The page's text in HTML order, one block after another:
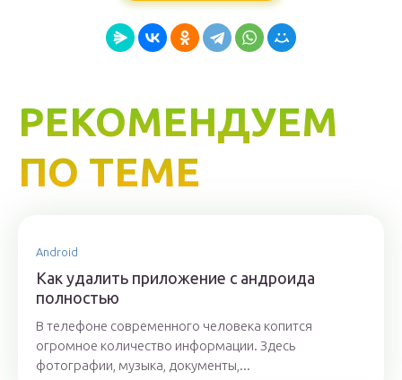
РЕКОМЕНДУЕМ
ПО ТЕМЕ
Android
Как удалить приложение с андроида
полностью
В телефоне современного человека копится
огромное количество информации. Здесь
фотографии, музыка, документы,...